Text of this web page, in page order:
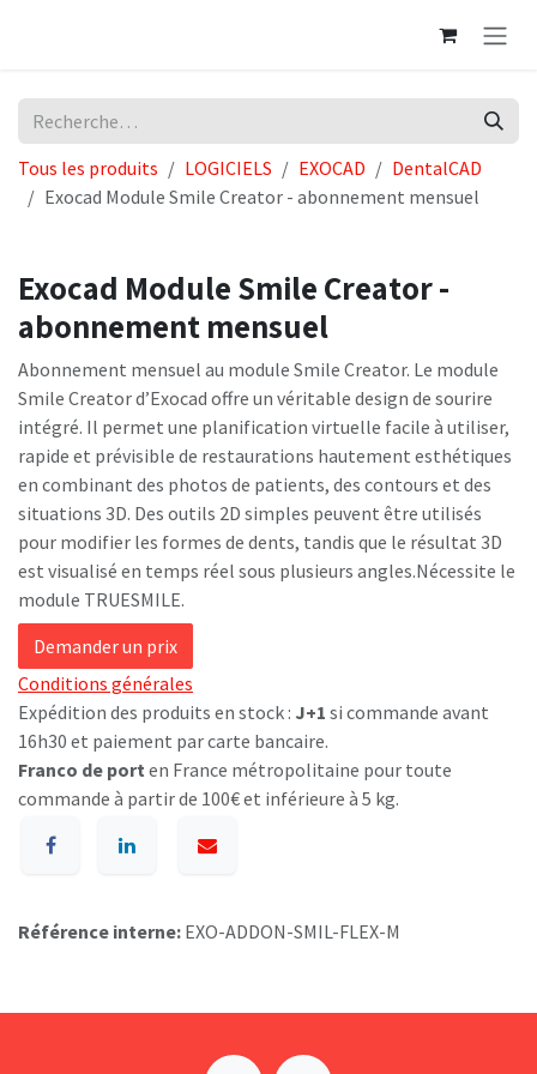
Tous les produits LOGICIELS EXOCAD
DentalCAD
Exocad Module Smile Creator - abonnement mensuel
Exocad Module Smile Creator -
abonnement mensuel
Abonnement mensuel au module Smile Creator. Le module
Smile Creator d’Exocad offre un véritable design de sourire
intégré. Il permet une planification virtuelle facile à utiliser,
rapide et prévisible de restaurations hautement esthétiques
en combinant des photos de patients, des contours et des
situations 3D. Des outils 2D simples peuvent être utilisés
pour modifier les formes de dents, tandis que le résultat 3D
est visualisé en temps réel sous plusieurs angles.Nécessite le
module TRUESMILE.
Demander un prix
Conditions générales
Expédition des produits en stock : J+1 si commande avant
16h30 et paiement par carte bancaire.
Franco de port en France métropolitaine pour toute
commande à partir de 100€ et inférieure à 5 kg.
Référence interne: EXO-ADDON-SMIL-FLEX-M